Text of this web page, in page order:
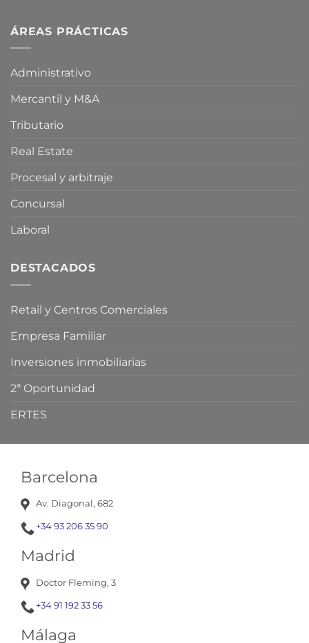
Barcelona
Av. Diagonal, 682
+34 93 206 35 90
Madrid
Doctor Fleming, 3
+34 91 192 33 56
Málaga
ÁREAS PRÁCTICAS
Administrativo
Mercantil y M&A
Tributario
Real Estate
Procesal y arbitraje
Concursal
Laboral
DESTACADOS
Retail y Centros Comerciales
Empresa Familiar
Inversiones inmobiliarias
2ª Oportunidad
ERTES